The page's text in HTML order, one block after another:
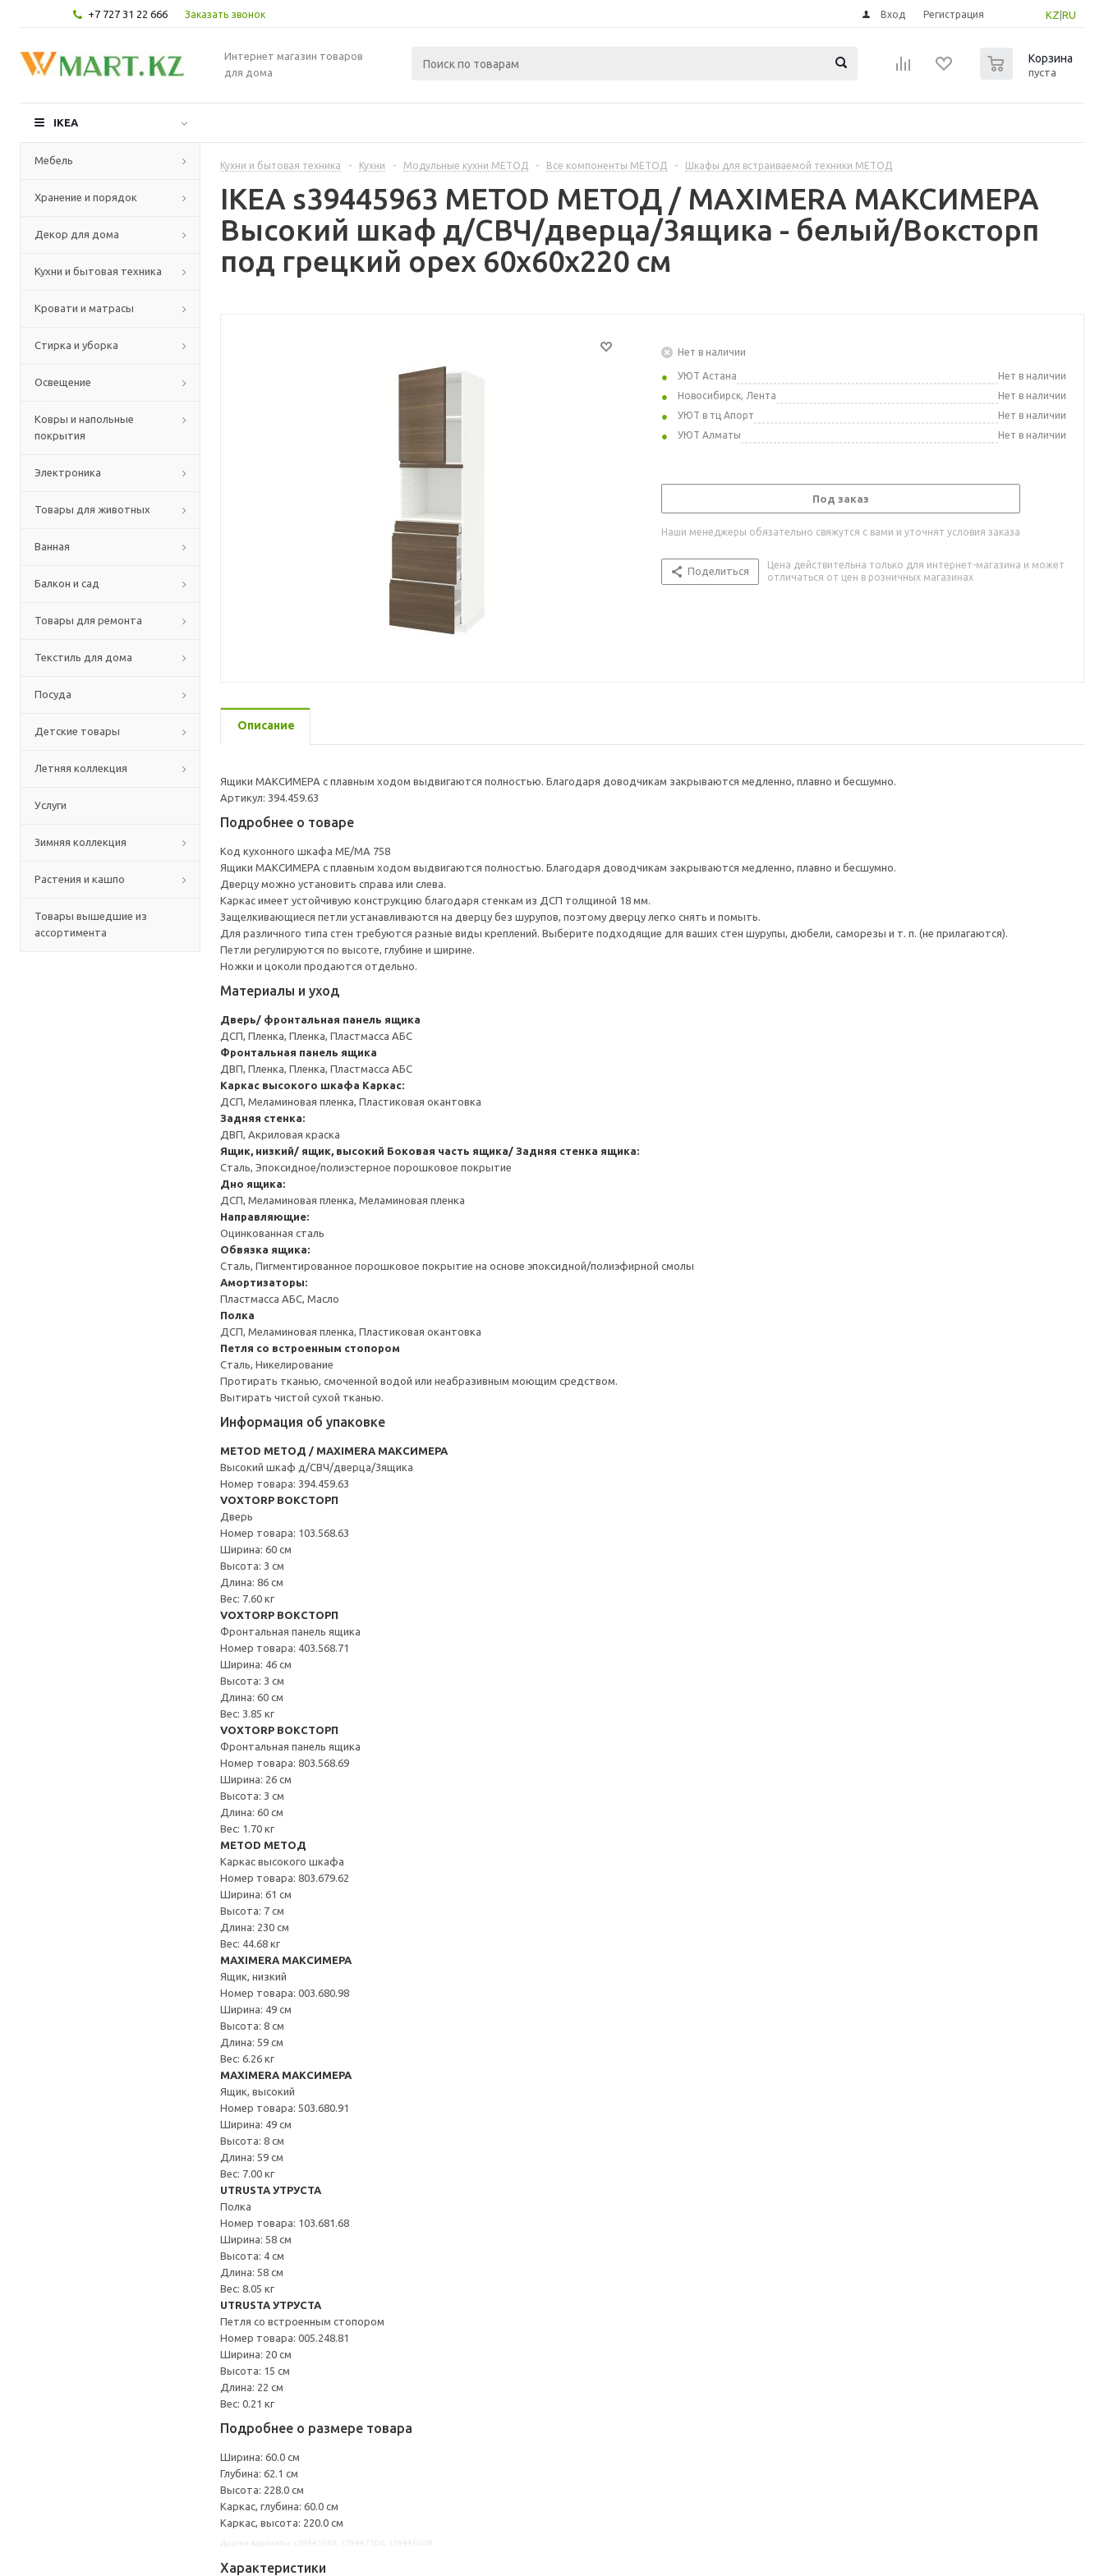
+7 727 31 22 666 Заказать звонок KZ RU
Вход Регистрация
Интернет магазин товаров
для дома
Корзина
пуста
IKEA
Мебель
Хранение и порядок
Декор для дома
Кухни и бытовая техника
Кровати и матрасы
Стирка и уборка
Освещение
Ковры и напольные
покрытия
Электроника
Товары для животных
Ванная
Балкон и сад
Товары для ремонта
Текстиль для дома
Посуда
Детские товары
Летняя коллекция
Услуги
Зимняя коллекция
Растения и кашпо
Товары вышедшие из
ассортимента
Кухни и бытовая техника - Кухни - Модульные кухни МЕТОД - Все компоненты МЕТОД - Шкафы для встраиваемой техники МЕТОД
IKEA s39445963 METOD МЕТОД / MAXIMERA МАКСИМЕРА
Высокий шкаф д/СВЧ/дверца/3ящика - белый/Воксторп
под грецкий орех 60x60x220 см
Нет в наличии
УЮТ Астана
Нет в наличии
Новосибирск, Лента
Нет в наличии
УЮТ в тц Апорт
Нет в наличии
УЮТ Алматы
Нет в наличии
Под заказ
Наши менеджеры обязательно свяжутся с вами и уточнят условия заказа
Поделиться
Цена действительна только для интернет-магазина и может
отличаться от цен в розничных магазинах
Описание
Ящики МАКСИМЕРА с плавным ходом выдвигаются полностью. Благодаря доводчикам закрываются медленно, плавно и бесшумно.
Артикул: 394.459.63
Подробнее о товаре
Код кухонного шкафа ME/MA 758
Ящики МАКСИМЕРА с плавным ходом выдвигаются полностью. Благодаря доводчикам закрываются медленно, плавно и бесшумно.
Дверцу можно установить справа или слева.
Каркас имеет устойчивую конструкцию благодаря стенкам из ДСП толщиной 18 мм.
Защелкивающиеся петли устанавливаются на дверцу без шурупов, поэтому дверцу легко снять и помыть.
Для различного типа стен требуются разные виды креплений. Выберите подходящие для ваших стен шурупы, дюбели, саморезы и т. п. (не прилагаются).
Петли регулируются по высоте, глубине и ширине.
Ножки и цоколи продаются отдельно.
Материалы и уход
Дверь/ фронтальная панель ящика
ДСП, Пленка, Пленка, Пластмасса АБС
Фронтальная панель ящика
ДВП, Пленка, Пленка, Пластмасса АБС
Каркас высокого шкафа Каркас:
ДСП, Меламиновая пленка, Пластиковая окантовка
Задняя стенка:
ДВП, Акриловая краска
Ящик, низкий/ ящик, высокий Боковая часть ящика/ Задняя стенка ящика:
Сталь, Эпоксидное/полиэстерное порошковое покрытие
Дно ящика:
ДСП, Меламиновая пленка, Меламиновая пленка
Направляющие:
Оцинкованная сталь
Обвязка ящика:
Сталь, Пигментированное порошковое покрытие на основе эпоксидной/полиэфирной смолы
Амортизаторы:
Пластмасса АБС, Масло
Полка
ДСП, Меламиновая пленка, Пластиковая окантовка
Петля со встроенным стопором
Сталь, Никелирование
Протирать тканью, смоченной водой или неабразивным моющим средством.
Вытирать чистой сухой тканью.
Информация об упаковке
METOD МЕТОД / MAXIMERA МАКСИМЕРА
Высокий шкаф д/СВЧ/дверца/3ящика
Номер товара: 394.459.63
VOXTORP ВОКСТОРП
Дверь
Номер товара: 103.568.63
Ширина: 60 см
Высота: 3 см
Длина: 86 см
Вес: 7.60 кг
VOXTORP ВОКСТОРП
Фронтальная панель ящика
Номер товара: 403.568.71
Ширина: 46 см
Высота: 3 см
Длина: 60 см
Вес: 3.85 кг
VOXTORP ВОКСТОРП
Фронтальная панель ящика
Номер товара: 803.568.69
Ширина: 26 см
Высота: 3 см
Длина: 60 см
Вес: 1.70 кг
METOD МЕТОД
Каркас высокого шкафа
Номер товара: 803.679.62
Ширина: 61 см
Высота: 7 см
Длина: 230 см
Вес: 44.68 кг
MAXIMERA МАКСИМЕРА
Ящик, низкий
Номер товара: 003.680.98
Ширина: 49 см
Высота: 8 см
Длина: 59 см
Вес: 6.26 кг
MAXIMERA МАКСИМЕРА
Ящик, высокий
Номер товара: 503.680.91
Ширина: 49 см
Высота: 8 см
Длина: 59 см
Вес: 7.00 кг
UTRUSTA УТРУСТА
Полка
Номер товара: 103.681.68
Ширина: 58 см
Высота: 4 см
Длина: 58 см
Вес: 8.05 кг
UTRUSTA УТРУСТА
Петля со встроенным стопором
Номер товара: 005.248.81
Ширина: 20 см
Высота: 15 см
Длина: 22 см
Вес: 0.21 кг
Подробнее о размере товара
Ширина: 60.0 см
Глубина: 62.1 см
Высота: 228.0 см
Каркас, глубина: 60.0 см
Каркас, высота: 220.0 см
Характеристики